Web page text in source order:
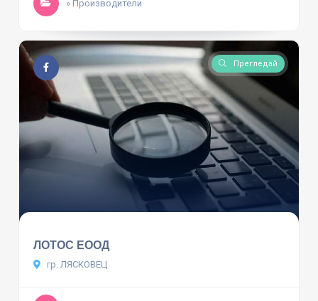
» Производители
Прегледай
ЛОТОС ЕООД
гр. ЛЯСКОВЕЦ